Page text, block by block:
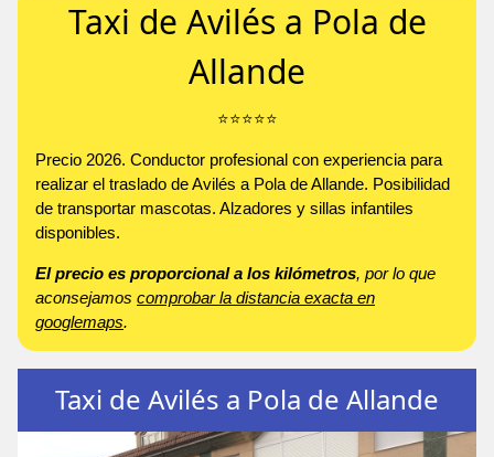
Taxi de Avilés a Pola de
Allande
⭐️⭐️⭐️⭐️⭐️
Precio 2026. Conductor profesional con experiencia para
realizar el traslado de Avilés a Pola de Allande. Posibilidad
de transportar mascotas. Alzadores y sillas infantiles
disponibles.
El precio es proporcional a los kilómetros, por lo que
aconsejamos comprobar la distancia exacta en
googlemaps.
Taxi de Avilés a Pola de Allande